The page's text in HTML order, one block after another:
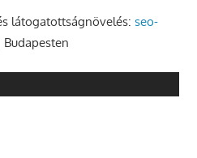
látogatottságnövelés: seo-